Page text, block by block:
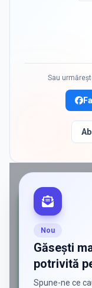
Sau
Nou
Găsești
potrivită
Spune-ne ce